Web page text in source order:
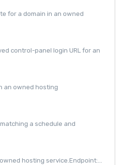
for a domain in an owned
control-panel login URL for an
an owned hosting
a schedule and
hosting service.Endpoint:...